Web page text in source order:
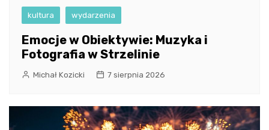
kultura wydarzenia
Emocje w Obiektywie: Muzyka i
Fotografia w Strzelinie
Michał Kozicki 7 sierpnia 2026